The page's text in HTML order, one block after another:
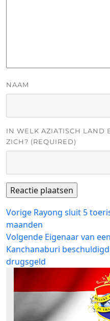
NAAM
IN WELK AZIATISCH LAND
ZICH? (REQUIRED)
Bericht
navigatie
Vorige Vorig
bericht:
Rayong sluit 5
maanden
Volgende Volgend
bericht:
Eigenaar van
Kanchanaburi
drugsgeld